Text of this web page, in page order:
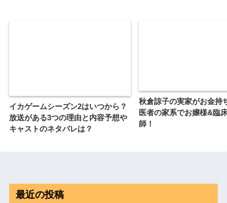
イカゲームシーズン2はいつから？
放送がある3つの理由と内容予想や
キャストのネタバレは？
秋倉諒子の実家がお金持
医者の家系でお嬢様&臨
師！
最近の投稿